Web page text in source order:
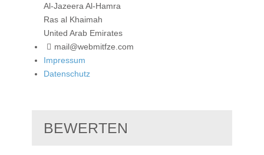
Al-Jazeera Al-Hamra
Ras al Khaimah
United Arab Emirates
mail@webmitfze.com
Impressum
Datenschutz
BEWERTEN